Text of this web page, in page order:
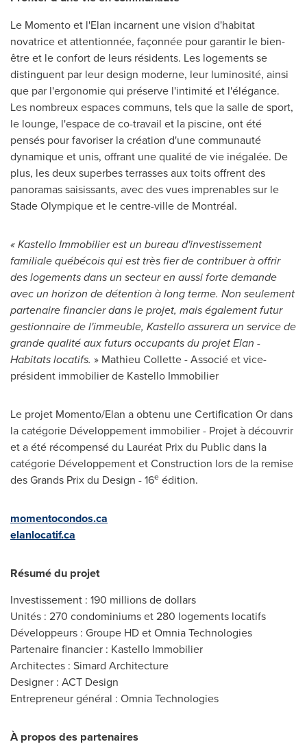
Le Momento et l'Elan incarnent une vision d'habitat
novatrice et attentionnée, façonnée pour garantir le bien-
être et le confort de leurs résidents. Les logements se
distinguent par leur design moderne, leur luminosité, ainsi
que par l'ergonomie qui préserve l'intimité et l'élégance.
Les nombreux espaces communs, tels que la salle de sport,
le lounge, l'espace de co-travail et la piscine, ont été
pensés pour favoriser la création d'une communauté
dynamique et unis, offrant une qualité de vie inégalée. De
plus, les deux superbes terrasses aux toits offrent des
panoramas saisissants, avec des vues imprenables sur le
Stade Olympique et le centre-ville de Montréal.
« Kastello Immobilier est un bureau d'investissement
familiale québécois qui est très fier de contribuer à offrir
des logements dans un secteur en aussi forte demande
avec un horizon de détention à long terme. Non seulement
partenaire financier dans le projet, mais également futur
gestionnaire de l'immeuble, Kastello assurera un service de
grande qualité aux futurs occupants du projet Elan -
Habitats locatifs. » Mathieu Collette- Associé et vice-
président immobilier de Kastello Immobilier
Le projet Momento/Elan a obtenu une Certification Or dans
la catégorie Développement immobilier - Projet à découvrir
et a été récompensé du Lauréat Prix du Public dans la
catégorie Développement et Construction lors de la remise
des Grands Prix du Design - 16e édition.
momentocondos.ca
elanlocatif.ca
Résumé du projet
Investissement : 190 millions de dollars
Unités : 270 condominiums et 280 logements locatifs
Développeurs : Groupe HD et Omnia Technologies
Partenaire financier : Kastello Immobilier
Architectes : Simard Architecture
Designer : ACT Design
Entrepreneur général : Omnia Technologies
À propos des partenaires